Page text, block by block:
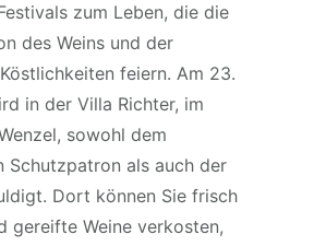
zum Leben, die die
des Weins und der
feiern. Am 23.
in der Villa Richter, im
sowohl dem
Schutzpatron als auch der
Dort können Sie frisch
gereifte Weine verkosten,